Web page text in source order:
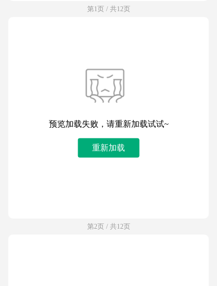
第1页 / 共12页
预览加载失败，请重新加载试试~
重新加载
第2页 / 共12页